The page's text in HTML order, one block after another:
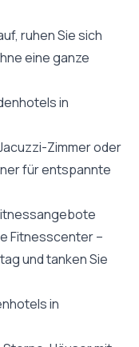
ruhen Sie sich
eine ganze
in
Zimmer oder
für entspannte
Fitnesscenter –
und tanken Sie
in